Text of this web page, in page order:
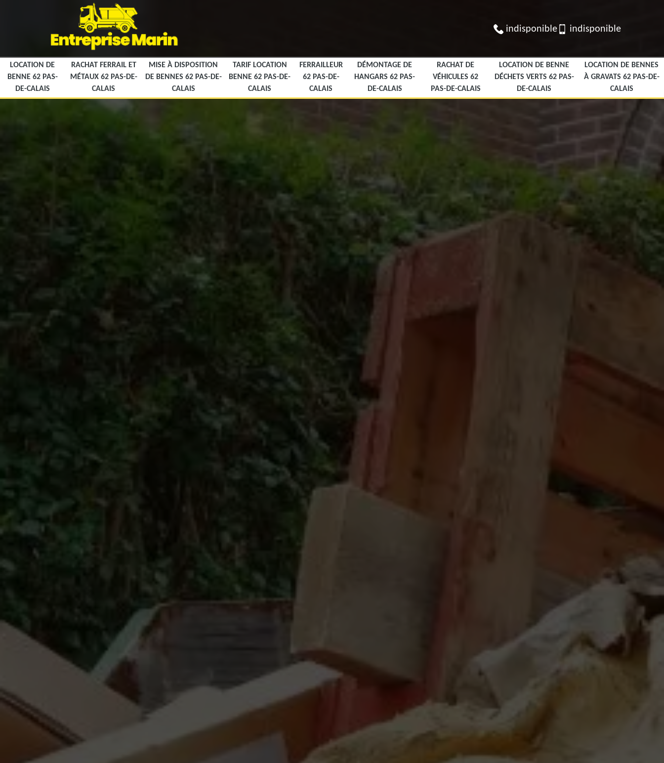
indisponible indisponible
LOCATION DE
BENNE 62 PAS-
DE-CALAIS
RACHAT FERRAIL ET
MÉTAUX 62 PAS-DE-
CALAIS
MISE À DISPOSITION
DE BENNES 62 PAS-DE-
CALAIS
TARIF LOCATION
BENNE 62 PAS-DE-
CALAIS
FERRAILLEUR
62 PAS-DE-
CALAIS
DÉMONTAGE DE
HANGARS 62 PAS-
DE-CALAIS
RACHAT DE
VÉHICULES 62
PAS-DE-CALAIS
LOCATION DE BENNE
DÉCHETS VERTS 62 PAS-
DE-CALAIS
LOCATION DE BENNES
À GRAVATS 62 PAS-DE-
CALAIS